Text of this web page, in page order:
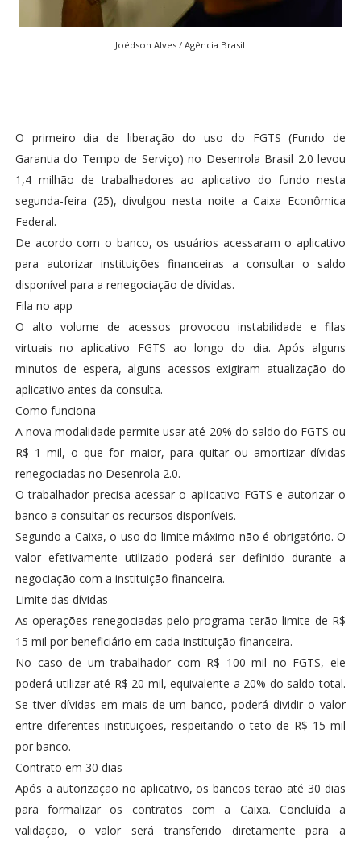
Joédson Alves / Agência Brasil
O primeiro dia de liberação do uso do FGTS (Fundo de
Garantia do Tempo de Serviço) no Desenrola Brasil 2.0 levou
1,4 milhão de trabalhadores ao aplicativo do fundo nesta
segunda-feira (25), divulgou nesta noite a Caixa Econômica
Federal.
De acordo com o banco, os usuários acessaram o aplicativo
para autorizar instituições financeiras a consultar o saldo
disponível para a renegociação de dívidas.
Fila no app
O alto volume de acessos provocou instabilidade e filas
virtuais no aplicativo FGTS ao longo do dia. Após alguns
minutos de espera, alguns acessos exigiram atualização do
aplicativo antes da consulta.
Como funciona
A nova modalidade permite usar até 20% do saldo do FGTS ou
R$ 1 mil, o que for maior, para quitar ou amortizar dívidas
renegociadas no Desenrola 2.0.
O trabalhador precisa acessar o aplicativo FGTS e autorizar o
banco a consultar os recursos disponíveis.
Segundo a Caixa, o uso do limite máximo não é obrigatório. O
valor efetivamente utilizado poderá ser definido durante a
negociação com a instituição financeira.
Limite das dívidas
As operações renegociadas pelo programa terão limite de R$
15 mil por beneficiário em cada instituição financeira.
No caso de um trabalhador com R$ 100 mil no FGTS, ele
poderá utilizar até R$ 20 mil, equivalente a 20% do saldo total.
Se tiver dívidas em mais de um banco, poderá dividir o valor
entre diferentes instituições, respeitando o teto de R$ 15 mil
por banco.
Contrato em 30 dias
Após a autorização no aplicativo, os bancos terão até 30 dias
para formalizar os contratos com a Caixa. Concluída a
validação, o valor será transferido diretamente para a